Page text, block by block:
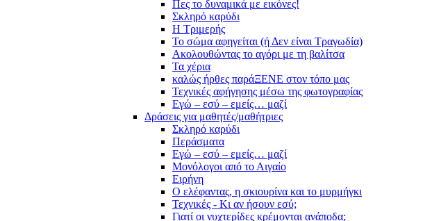
Πες το δυναμικά με εικόνες!
Σκληρό καρύδι
Η Τριμερής
Το σώμα αφηγείται (ή Δεν είναι Τραγωδία)
Ακολουθώντας το αγόρι με τη βαλίτσα
Τα χέρια
καλώς ήρθες παράΞΕΝΕ στον τόπο μας
Τεχνικές αφήγησης μέσω της φωτογραφίας
Εγώ – εσύ – εμείς… μαζί
Δράσεις για μαθητές/μαθήτριες
Σκληρό καρύδι
Περάσματα
Εγώ – εσύ – εμείς… μαζί
Μονόλογοι από το Αιγαίο
Ειρήνη
Ο ελέφαντας, η σκιουρίνα και το μυρμήγκι
Τεχνικές - Κι αν ήσουν εσύ;
Γιατί οι νυχτερίδες κρέμονται ανάποδα;